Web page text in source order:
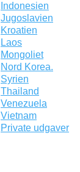
Indonesien
Jugoslavien
Kroatien
Laos
Mongoliet
Nord Korea.
Syrien
Thailand
Venezuela
Vietnam
Private udgaver